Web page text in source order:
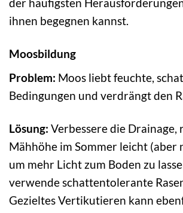
der häufigsten
ihnen begegnen kannst.
Moosbildung
Problem: Moos liebt feuchte,
Bedingungen und verdrängt den
Lösung: Verbessere die Drainage,
Mähhöhe im Sommer leicht (aber
um mehr Licht zum Boden zu
verwende schattentolerante
Gezieltes Vertikutieren kann